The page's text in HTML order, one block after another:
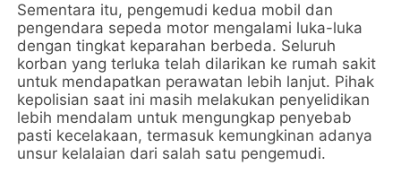
Sementara itu, pengemudi kedua mobil dan
pengendara sepeda motor mengalami luka-luka
dengan tingkat keparahan berbeda. Seluruh
korban yang terluka telah dilarikan ke rumah sakit
untuk mendapatkan perawatan lebih lanjut. Pihak
kepolisian saat ini masih melakukan penyelidikan
lebih mendalam untuk mengungkap penyebab
pasti kecelakaan, termasuk kemungkinan adanya
unsur kelalaian dari salah satu pengemudi.